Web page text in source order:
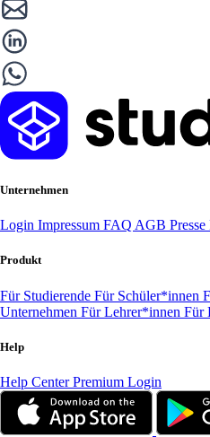
Unternehmen
Login Impressum FAQ AGB Presse
Produkt
Für Studierende Für Schüler*innen
Unternehmen Für Lehrer*innen Für
Help
Help CenterPremium Login